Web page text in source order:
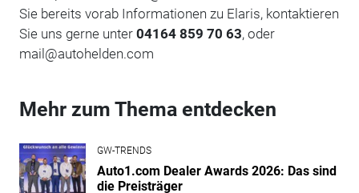
Sie bereits vorab Informationen zu Elaris, kontaktieren
Sie uns gerne unter 04164 859 70 63, oder
mail@autohelden.com
Mehr zum Thema entdecken
GW-TRENDS
Auto1.com Dealer Awards 2026: Das sind
die Preisträger